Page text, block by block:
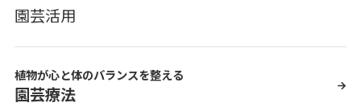
園芸活用
植物が心と体のバランスを整える
園芸療法